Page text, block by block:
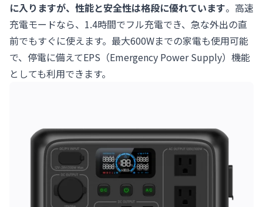
に入りますが、性能と安全性は格段に優れています。高速
充電モードなら、1.4時間でフル充電でき、急な外出の直
前でもすぐに使えます。最大600Wまでの家電も使用可能
で、停電に備えてEPS（Emergency Power Supply）機能
としても利用できます。